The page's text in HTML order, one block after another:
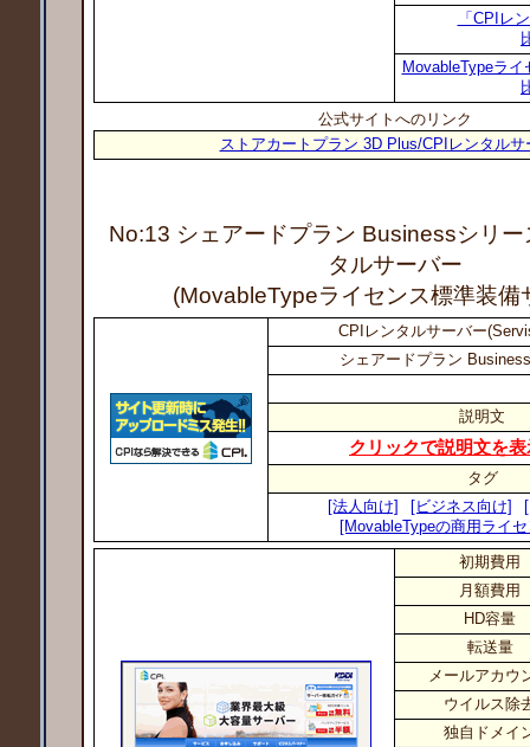
「CPIレ
MovableTypeラ
公式サイトへのリンク
ストアカートプラン 3D Plus/CPIレンタルサ
No:13 シェアードプラン Businessシリー
タルサーバー
(MovableTypeライセンス標準装備
CPIレンタルサーバー
シェアードプラン
説明文
クリックで説明文を
タグ
[法人向け]
[ビジネス向け]
[MovableTypeの商用ライ
初期費用
月額費用
HD容量
転送量
メールアカウ
ウイルス除
独自ドメイ